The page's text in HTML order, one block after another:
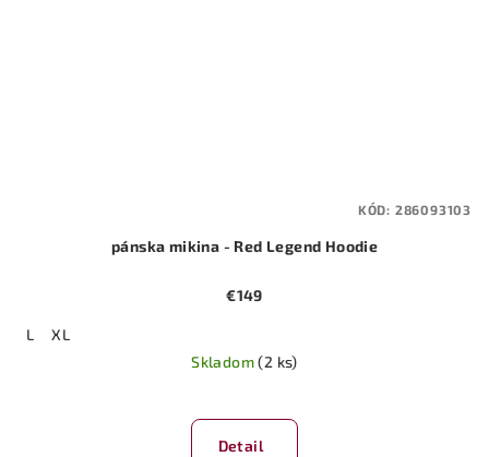
pánska mikina - Red Legend Hoodie
€149
L
XL
Skladom(2 ks)
Detail
KÓD: 286093103